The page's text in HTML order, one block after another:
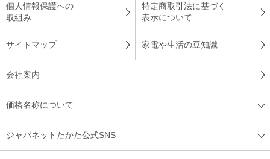
個人情報保護への
取組み
特定商取引法に基づく
表示について
サイトマップ 家電や生活の豆知識
会社案内
価格名称について
ジャパネットたかた公式SNS